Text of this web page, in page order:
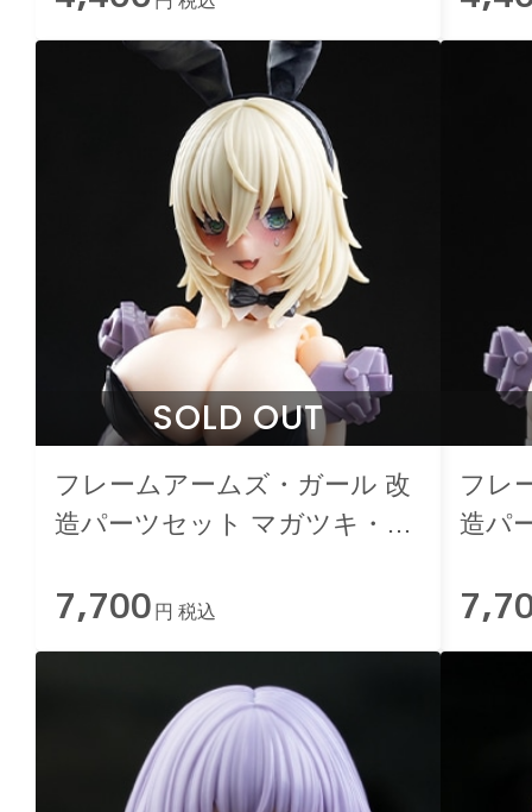
SOLD OUT
フレームアームズ・ガール 改
造パーツセット マガツキ・ド
7,700 円 税込
フレ
造パ